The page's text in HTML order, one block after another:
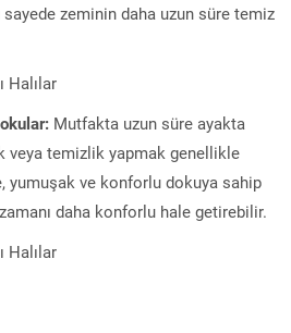
sayede zeminin daha uzun süre temiz
Mutfakta uzun süre ayakta
veya temizlik yapmak genellikle
yumuşak ve konforlu dokuya sahip
daha konforlu hale getirebilir.